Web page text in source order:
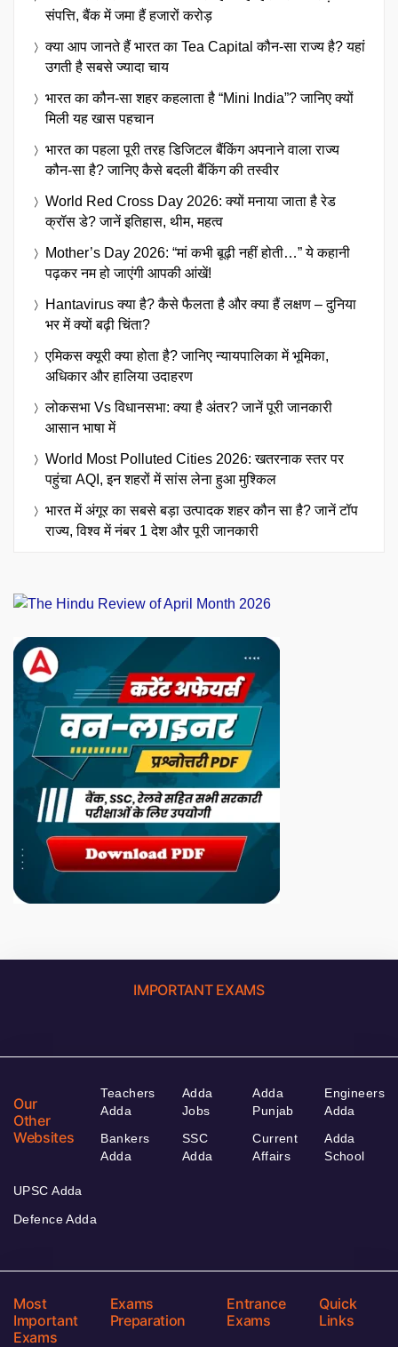
संपत्ति, बैंक में जमा हैं हजारों करोड़
क्या आप जानते हैं भारत का Tea Capital कौन-सा राज्य है? यहां
उगती है सबसे ज्यादा चाय
भारत का कौन-सा शहर कहलाता है “Mini India”? जानिए क्यों
मिली यह खास पहचान
भारत का पहला पूरी तरह डिजिटल बैंकिंग अपनाने वाला राज्य
कौन-सा है? जानिए कैसे बदली बैंकिंग की तस्वीर
World Red Cross Day 2026: क्यों मनाया जाता है रेड
क्रॉस डे? जानें इतिहास, थीम, महत्व
Mother’s Day 2026: “मां कभी बूढ़ी नहीं होती…” ये कहानी
पढ़कर नम हो जाएंगी आपकी आंखें!
Hantavirus क्या है? कैसे फैलता है और क्या हैं लक्षण – दुनिया
भर में क्यों बढ़ी चिंता?
एमिकस क्यूरी क्या होता है? जानिए न्यायपालिका में भूमिका,
अधिकार और हालिया उदाहरण
लोकसभा Vs विधानसभा: क्या है अंतर? जानें पूरी जानकारी
आसान भाषा में
World Most Polluted Cities 2026: खतरनाक स्तर पर
पहुंचा AQI, इन शहरों में सांस लेना हुआ मुश्किल
भारत में अंगूर का सबसे बड़ा उत्पादक शहर कौन सा है? जानें टॉप
राज्य, विश्व में नंबर 1 देश और पूरी जानकारी
IMPORTANT EXAMS
Our
Other
Websites
Teachers
Adda
Bankers
Adda
Adda
Jobs
SSC
Adda
Adda
Punjab
Current
Affairs
Engineers
Adda
Adda
School
UPSC Adda
Defence Adda
Most
Important
Exams
Exams
Preparation
Entrance
Exams
Quick
Links